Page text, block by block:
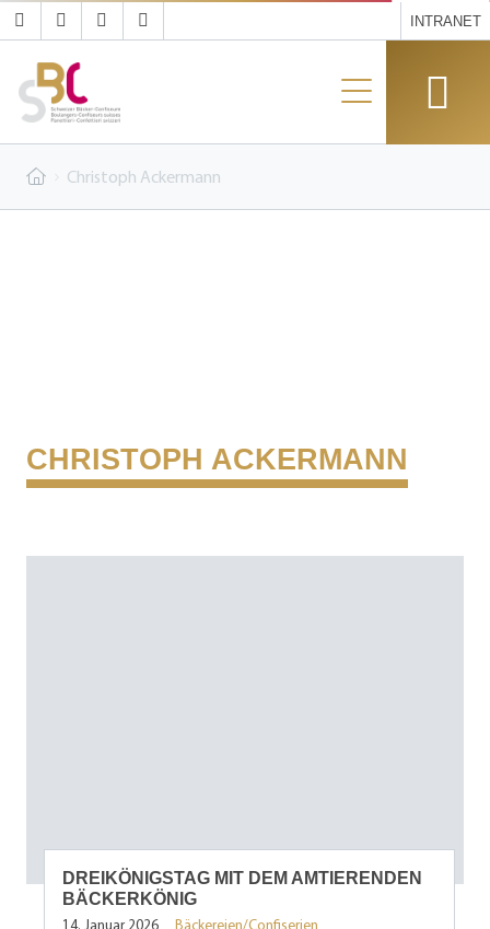
INTRANET
Christoph Ackermann
CHRISTOPH ACKERMANN
DREIKÖNIGSTAG MIT DEM AMTIERENDEN
BÄCKERKÖNIG
14. Januar 2026 Bäckereien/Confiserien